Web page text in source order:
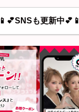
📱💕SNSも更新中💕📱